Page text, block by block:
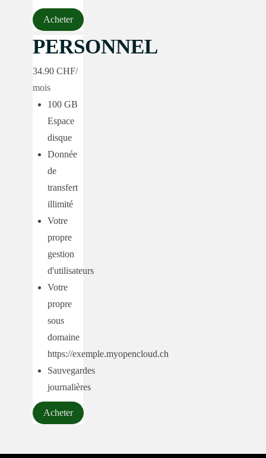
Acheter
PERSONNEL
34.90 CHF/
mois
100 GB
Espace
disque
Donnée
de
transfert
illimité
Votre
propre
gestion
d'utilisateurs
Votre
propre
sous
domaine
https://exemple.myopencloud.ch
Sauvegardes
journalières
Acheter